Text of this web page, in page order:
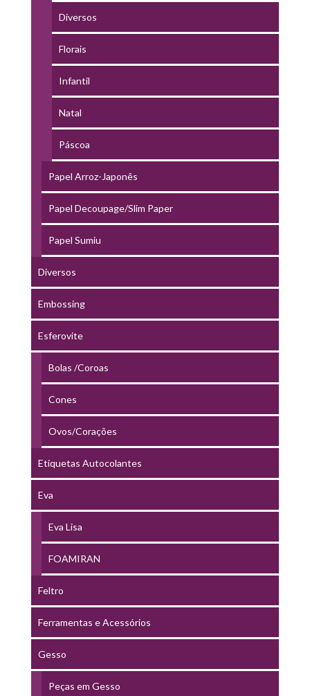
Diversos
Florais
Infantil
Natal
Páscoa
Papel Arroz-Japonês
Papel Decoupage/Slim Paper
Papel Sumiu
Diversos
Embossing
Esferovite
Bolas /Coroas
Cones
Ovos/Corações
Etiquetas Autocolantes
Eva
Eva Lisa
FOAMIRAN
Feltro
Ferramentas e Acessórios
Gesso
Peças em Gesso